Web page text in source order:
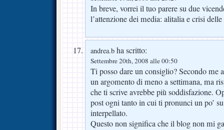
In breve, vorrei il tuo parere su due
l’attenzione dei media: alitalia e crisi
andrea.b ha scritto:
Settembre 20th, 2008 alle 00:50
Ti posso dare un consiglio? Secondo me
un argomento di meno a settimana, ma
che ti scrive avrebbe più soddisfazione.
post ogni tanto in cui ti pronunci un po’
interpellato.
Questo non significa che il blog non mi